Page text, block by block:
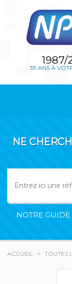
1987/
39 ANS À
NE
NOTRE
ACCUEIL TOUTES